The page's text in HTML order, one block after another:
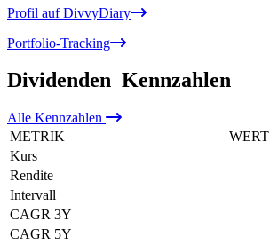
Profil auf DivvyDiary
Portfolio-Tracking
Dividenden Kennzahlen
Alle Kennzahlen
METRIK
WERT
Kurs
Rendite
Intervall
CAGR 3Y
CAGR 5Y